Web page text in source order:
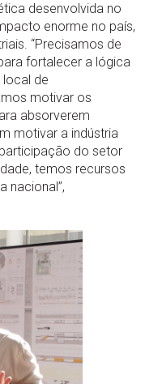
desenvolvida no
enorme no país,
“Precisamos de
fortalecer a lógica
local de
motivar os
absorverem
motivar a indústria
do setor
temos recursos
nacional”,